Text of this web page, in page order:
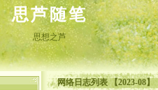
思芦随笔
思想之芦
网络日志列表 【2023-08】